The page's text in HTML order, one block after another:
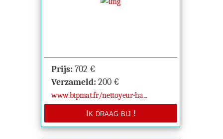
Prijs: 702 €
Verzameld: 200 €
www.btpmat.fr/nettoyeur-ha...